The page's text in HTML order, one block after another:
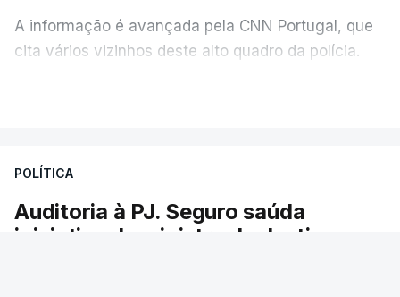
A informação é avançada pela CNN Portugal, que
cita vários vizinhos deste alto quadro da polícia.
apreendido numa operação de droga.
POLÍTICA
Auditoria à PJ. Seguro saúda
iniciativa da ministra da Justiça